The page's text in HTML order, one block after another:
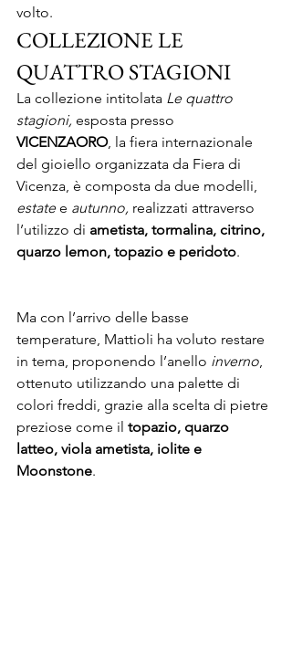
volto.
COLLEZIONE LE
QUATTRO STAGIONI
La collezione intitolata Le quattro
stagioni, esposta presso
VICENZAORO, la fiera internazionale
del gioiello organizzata da Fiera di
Vicenza, è composta da due modelli,
estate e autunno, realizzati attraverso
l’utilizzo di ametista, tormalina, citrino,
quarzo lemon, topazio e peridoto.
Ma con l’arrivo delle basse
temperature, Mattioli ha voluto restare
in tema, proponendo l’anello inverno,
ottenuto utilizzando una palette di
colori freddi, grazie alla scelta di pietre
preziose come il topazio, quarzo
latteo, viola ametista, iolite e
Moonstone.